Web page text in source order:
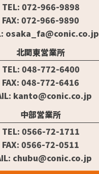
TEL: 072-966-9898
FAX: 072-966-9890
osaka_fa@conic.co.jp
北関東営業所
TEL: 048-772-6400
FAX: 048-772-6416
kanto@conic.co.jp
中部営業所
TEL: 0566-72-1711
FAX: 0566-72-0511
chubu@conic.co.jp